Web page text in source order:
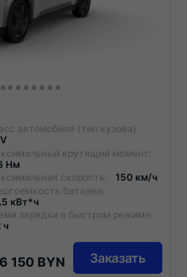
автомобиля (тип кузова):
крутящий момент:
Нм
скорость:
150 км/ч
батареи:
кВт*ч
зарядки в быстром режиме:
ч
150 BYN Заказать